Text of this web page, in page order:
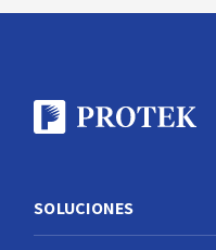
SOLUCIONES